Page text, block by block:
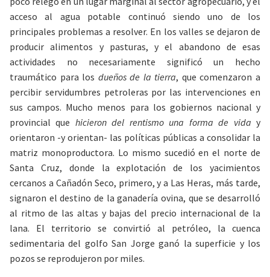
acceso al agua potable continuó siendo uno de los
principales problemas a resolver. En los valles se dejaron de
producir alimentos y pasturas, y el abandono de esas
actividades no necesariamente significó un hecho
traumático para los dueños de la tierra, que comenzaron a
percibir servidumbres petroleras por las intervenciones en
sus campos. Mucho menos para los gobiernos nacional y
provincial que hicieron del rentismo una forma de vida y
orientaron -y orientan- las políticas públicas a consolidar la
matriz monoproductora. Lo mismo sucedió en el norte de
Santa Cruz, donde la explotación de los yacimientos
cercanos a Cañadón Seco, primero, y a Las Heras, más tarde,
signaron el destino de la ganadería ovina, que se desarrolló
al ritmo de las altas y bajas del precio internacional de la
lana. El territorio se convirtió al petróleo, la cuenca
sedimentaria del golfo San Jorge ganó la superficie y los
pozos se reprodujeron por miles.